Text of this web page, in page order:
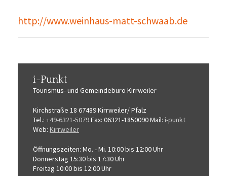
http://www.weinhaus-matt-schwaab.de
i-Punkt
Tourismus-und Gemeindebüro Kirrweiler
Kirchstraße 18 67489 Kirrweiler/ Pfalz
Tel.: +49-6321-5079Fax: 06321-1850090Mail: i-punkt
Web: Kirrweiler
Öffnungszeiten: Mo. - Mi. 10:00 bis 12:00 Uhr
Donnerstag 15:30 bis 17:30 Uhr
Freitag 10:00 bis 12:00 Uhr